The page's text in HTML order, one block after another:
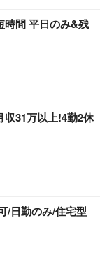
時間 平日のみ&残
収31万以上!4勤2休
/日勤のみ/住宅型